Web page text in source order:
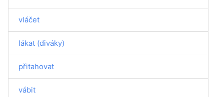
vláčet
lákat (diváky)
přitahovat
vábit